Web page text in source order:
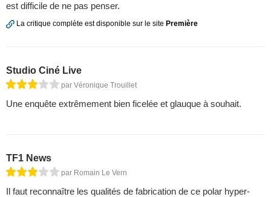
est difficile de ne pas penser.
La critique complète est disponible sur le site Première
Studio Ciné Live
par Véronique Trouillet
Une enquête extrêmement bien ficelée et glauque à souhait.
TF1 News
par Romain Le Vern
Il faut reconnaître les qualités de fabrication de ce polar hyper-